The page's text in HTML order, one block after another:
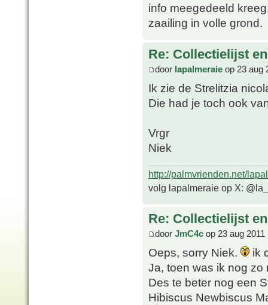
info meegedeeld
zaailing in volle grond.
Re: Collectielijst
door lapalmeraie op 23 aug
Ik zie de Strelitzia
Die had je toch ook
Vrgr
Niek
http://palmvrienden.net/
volg lapalmeraie op X:
Re: Collectielijst
door JmC4c op 23 aug 2011
Oeps, sorry Niek.
ik
Ja, toen was ik nog zo
Des te beter nog een
Hibiscus Newbiscus